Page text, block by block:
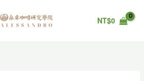
NT$0